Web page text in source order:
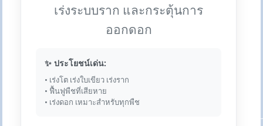
เร่งระบบราก และกระตุ้นการ
ออกดอก
✨ ประโยชน์เด่น:
• เร่งโต เร่งใบเขียว เร่งราก
• ฟื้นฟูพืชที่เสียหาย
• เร่งดอก เหมาะสำหรับทุกพืช